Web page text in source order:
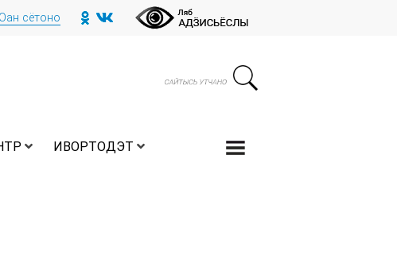
сётоно
ИВОРТОДЭТ